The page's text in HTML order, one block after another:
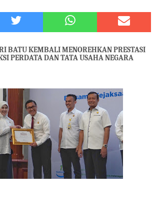
Tugu Tirta Usung 'Smart Water City' di Indonesia City Expo
Kapolres Cup 9 Ball Tournament,Gandeng Carabao Bistro &
Advokat, Abd. Aziz Divonis Bersalah
Healing-Healing Ke-Malang Batu Jangan Lupa Mampir Ke-
Waroeng Tani Dau Malang,Dijamin Ketagihan,Ini Sebabnya
BATU KEMBALI MENOREHKAN PRESTASI
PERDATA DAN TATA USAHA NEGARA